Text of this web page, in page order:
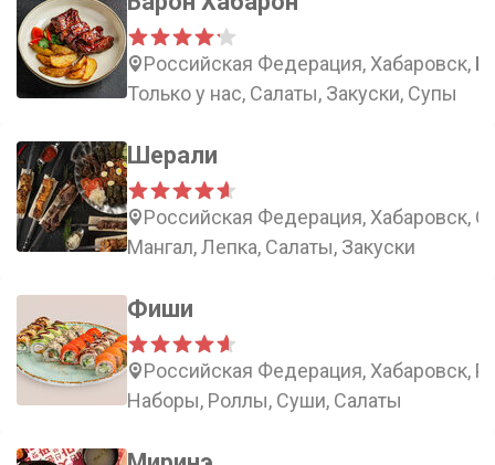
Российская Федерация, Хабаровск,
Только у нас, Салаты, Закуски, Супы
Шерали
Российская Федерация, Хабаровск,
Мангал, Лепка, Салаты, Закуски
Фиши
Российская Федерация, Хабаровск,
Наборы, Роллы, Суши, Салаты